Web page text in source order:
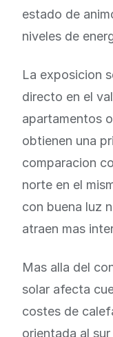
estado de
niveles de
La exposicion
directo en el
apartamentos
obtienen una
comparacion
norte en el
con buena luz
atraen mas
Mas alla del
solar afecta
costes de
orientada al